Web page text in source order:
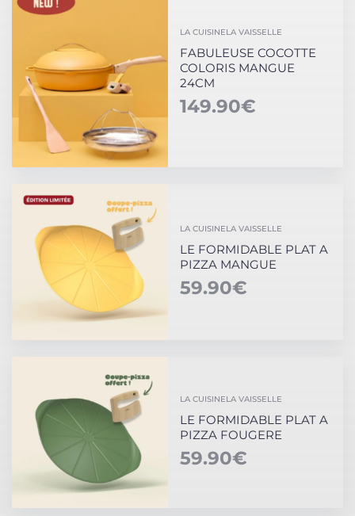
LA CUISINELA VAISSELLE
FABULEUSE COCOTTE
COLORIS MANGUE
24CM
149.90€
LA CUISINELA VAISSELLE
LE FORMIDABLE PLAT A
PIZZA MANGUE
59.90€
LA CUISINELA VAISSELLE
LE FORMIDABLE PLAT A
PIZZA FOUGERE
59.90€